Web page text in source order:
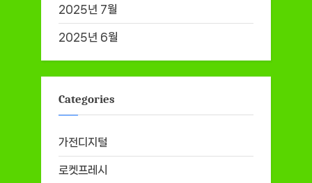
2025년 7월
2025년 6월
Categories
가전디지털
로켓프레시